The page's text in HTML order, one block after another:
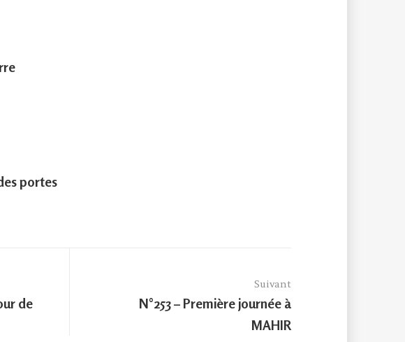
portes
de
Suivant
ArticleN°253 – Première journée à
MAHIR